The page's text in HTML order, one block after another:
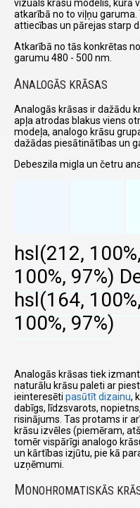
vizuāls krāsu modelis, kurā
atkarībā no to viļņu
attiecības un pārejas starp
Atkarībā no tās konkrētas
garumu 480 - 500 nm.
ANALOGĀS KRĀSAS
Analogās krāsas ir dažādu
apļa atrodas blakus viens
modeļa, analogo krāsu
dažādas piesātinātības un
Debeszila migla un četru
hsl(212,
100%, 97%)
hsl(164,
100%, 97%)
Analogās krāsas tiek
naturālu krāsu paleti ar
ieinteresēti pasūtīt dizainu,
dabīgs, līdzsvarots,
risinājums. Tas protams ir
krāsu izvēles (piemēram,
tomēr vispārīgi analogo
un kārtības izjūtu, pie kā
uzņēmumi.
MONOHROMATISKĀS